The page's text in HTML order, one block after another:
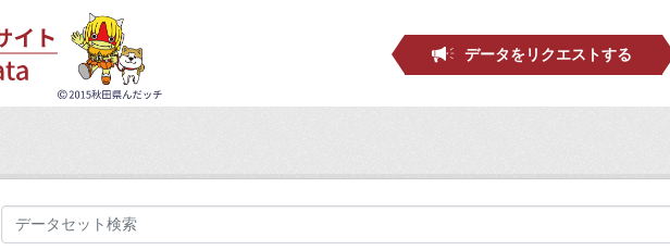
データをリクエストする